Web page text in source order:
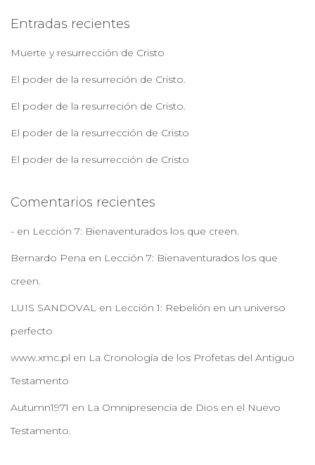
rEntradas recientes
Muerte y resurrección de Cristo
El poder de la resurreción de Cristo.
El poder de la resurreción de Cristo.
El poder de la resurrección de Cristo
El poder de la resurrección de Cristo
Comentarios recientes
- en Lección 7: Bienaventurados los que creen.
Bernardo Pena en Lección 7: Bienaventurados los que
creen.
LUIS SANDOVAL en Lección 1: Rebelión en un universo
perfecto
www.xmc.pl en La Cronología de los Profetas del Antiguo
Testamento
Autumn1971 en La Omnipresencia de Dios en el Nuevo
Testamento.